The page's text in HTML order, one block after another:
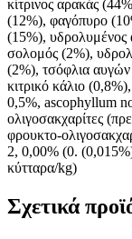
κίτρινος αρακάς
(12%), φαγόπυρο
(15%), υδρολυμένος
σολομός (2%),
(2%), τσόφλια αυγών
κιτρικό κάλιο
0,5%, ascophyllum
ολιγοσακχαρίτες
φρουκτο-
2, 0,00% (0.
κύτταρα/kg)
Σχετικά